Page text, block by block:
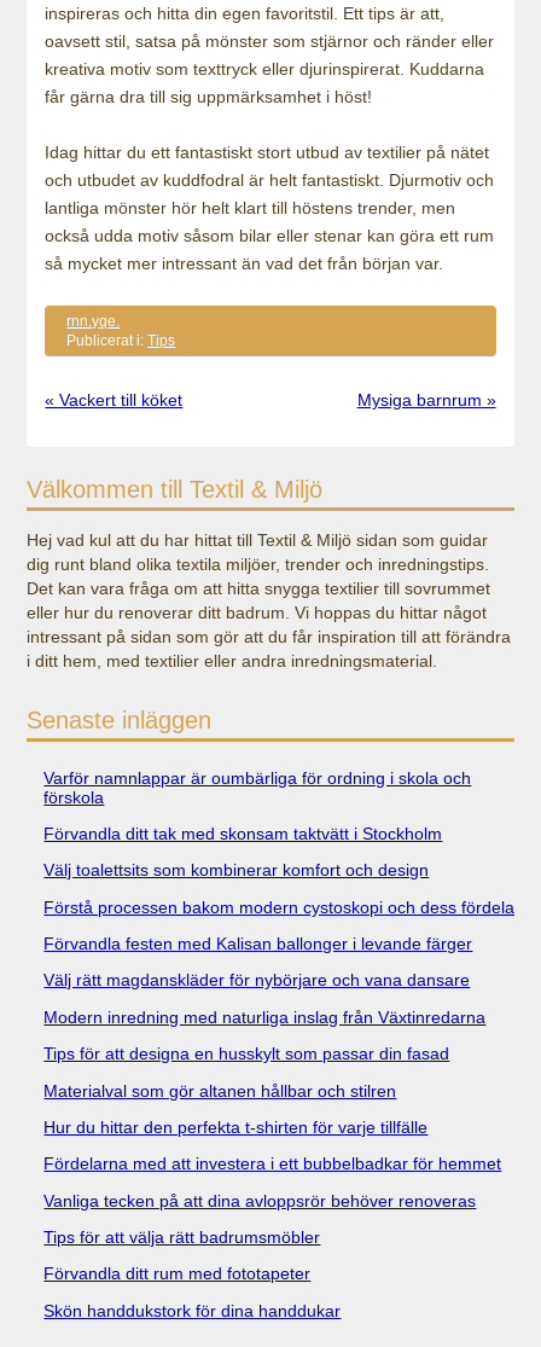
inspireras och hitta din egen favoritstil. Ett tips är att,
oavsett stil, satsa på mönster som stjärnor och ränder eller
kreativa motiv som texttryck eller djurinspirerat. Kuddarna
får gärna dra till sig uppmärksamhet i höst!
Idag hittar du ett fantastiskt stort utbud av textilier på nätet
och utbudet av kuddfodral är helt fantastiskt. Djurmotiv och
lantliga mönster hör helt klart till höstens trender, men
också udda motiv såsom bilar eller stenar kan göra ett rum
så mycket mer intressant än vad det från början var.
rnn.yqe.
Publicerat i:Tips
« Vackert till köket Mysiga barnrum »
Välkommen till Textil & Miljö
Hej vad kul att du har hittat till Textil & Miljö sidan som guidar
dig runt bland olika textila miljöer, trender och inredningstips.
Det kan vara fråga om att hitta snygga textilier till sovrummet
eller hur du renoverar ditt badrum. Vi hoppas du hittar något
intressant på sidan som gör att du får inspiration till att förändra
i ditt hem, med textilier eller andra inredningsmaterial.
Senaste inläggen
Varför namnlappar är oumbärliga för ordning i skola och
förskola
Förvandla ditt tak med skonsam taktvätt i Stockholm
Välj toalettsits som kombinerar komfort och design
Förstå processen bakom modern cystoskopi och dess fördelar
Förvandla festen med Kalisan ballonger i levande färger
Välj rätt magdanskläder för nybörjare och vana dansare
Modern inredning med naturliga inslag från Växtinredarna
Tips för att designa en husskylt som passar din fasad
Materialval som gör altanen hållbar och stilren
Hur du hittar den perfekta t-shirten för varje tillfälle
Fördelarna med att investera i ett bubbelbadkar för hemmet
Vanliga tecken på att dina avloppsrör behöver renoveras
Tips för att välja rätt badrumsmöbler
Förvandla ditt rum med fototapeter
Skön handdukstork för dina handdukar